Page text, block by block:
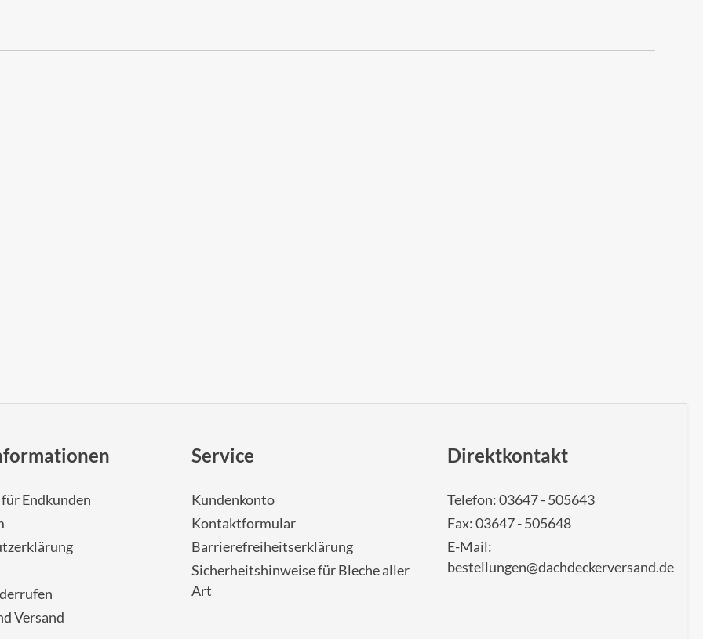
Endkunden
Versand
Service
Kundenkonto
Kontaktformular
Barrierefreiheitserklärung
Sicherheitshinweise für Bleche aller
Art
Direktkontakt
Telefon: 03647 - 505643
Fax: 03647 - 505648
E-Mail:
bestellungen@dachdeckerversand.de